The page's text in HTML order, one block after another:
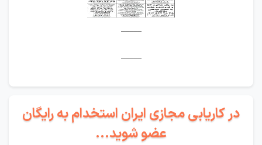
_____
_____
در کاریابی مجازی ایران استخدام به رایگان
عضو شوید...